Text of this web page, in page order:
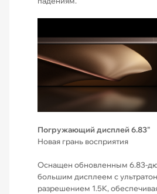
Погружающий дисплей 6.83"
Новая грань восприятия
Оснащен обновленным 6.83-
большим дисплеем с
разрешением 1.5K,